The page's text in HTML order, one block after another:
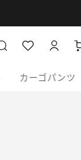
カーゴパンツ